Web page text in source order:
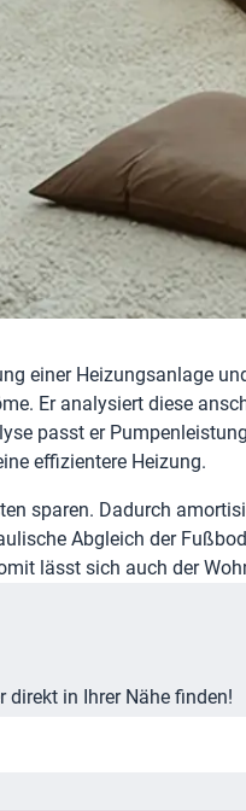
einer Heizungsanlage
Er analysiert diese
passt er
effizientere Heizung.
sparen. Dadurch
Abgleich der
lässt sich auch der
in Ihrer Nähe finden!